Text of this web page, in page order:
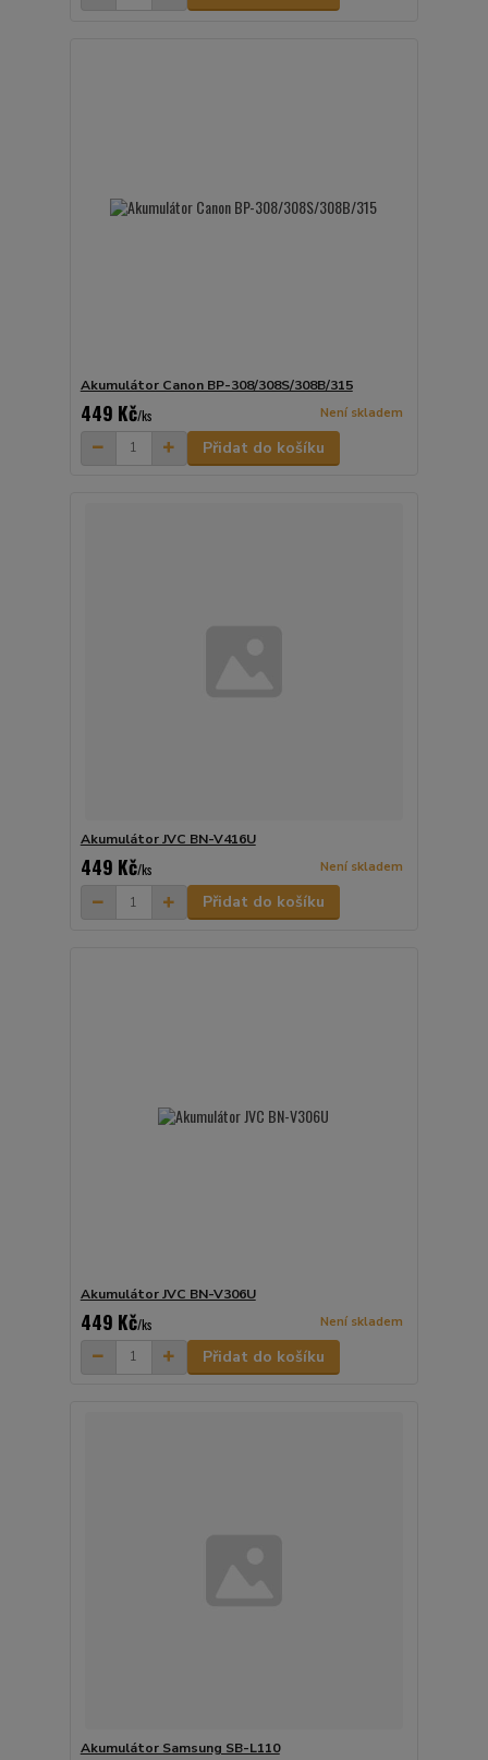
Akumulátor Canon BP-308/308S/308B/315
449 Kč/ks Není skladem
Přidat do košíku
Akumulátor JVC BN-V416U
449 Kč/ks Není skladem
Přidat do košíku
Akumulátor JVC BN-V306U
449 Kč/ks Není skladem
Přidat do košíku
Akumulátor Samsung SB-L110